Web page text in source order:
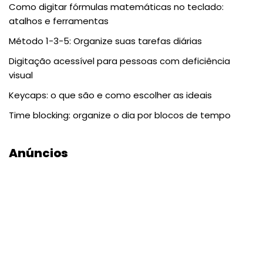
Como digitar fórmulas matemáticas no teclado:
atalhos e ferramentas
Método 1-3-5: Organize suas tarefas diárias
Digitação acessível para pessoas com deficiência
visual
Keycaps: o que são e como escolher as ideais
Time blocking: organize o dia por blocos de tempo
Anúncios